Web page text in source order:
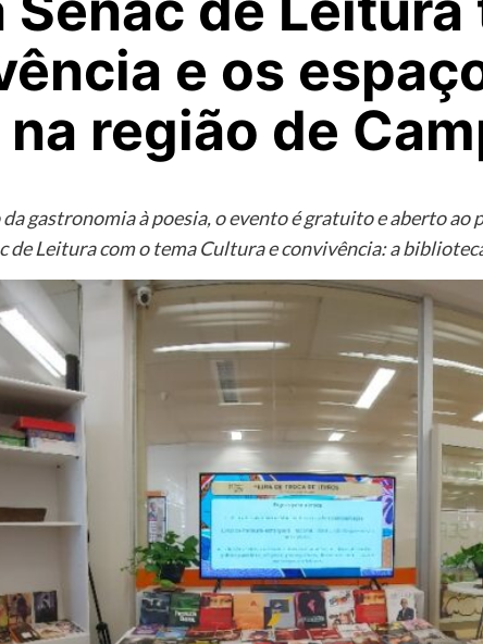
e os
região de
gastronomia à poesia, o evento é gratuito e aberto ao
de Leitura com o tema Cultura e convivência: a